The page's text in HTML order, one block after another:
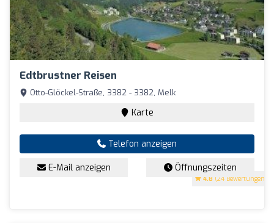
Edtbrustner Reisen
4.8 (24 Bewertungen)
Otto-Glöckel-Straße, 3382 - 3382, Melk
Karte
Telefon anzeigen
E-Mail anzeigen Öffnungszeiten